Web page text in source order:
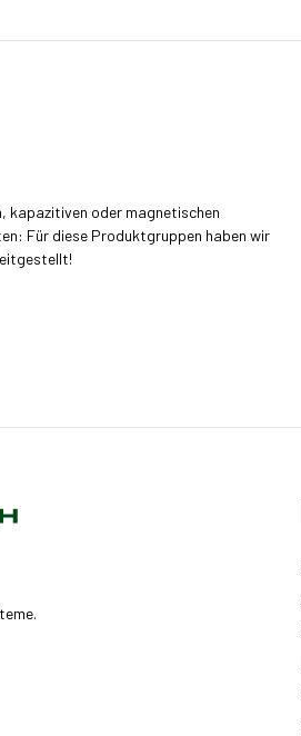
kapazitiven oder magnetischen
Für diese Produktgruppen haben wir